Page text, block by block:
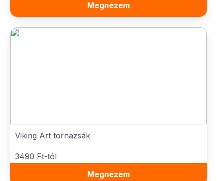
Megnézem
Viking Art tornazsák
3490 Ft-tól
Megnézem